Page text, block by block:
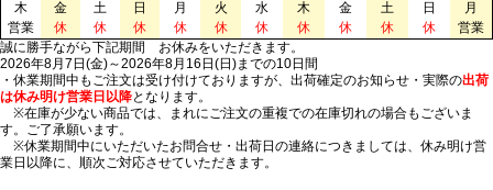
木
金 土 日 月 火 水 木 金 土 日
月
営業
休 休 休 休 休 休 休 休 休 休
営業
誠に勝手ながら下記期間 お休みをいただきます。
2026年8月7日(金)～2026年8月16日(日)までの10日間
・休業期間中もご注文は受け付けておりますが、出荷確定のお知らせ・実際の出荷
は休み明け営業日以降となります。
※在庫が少ない商品では、まれにご注文の重複での在庫切れの場合もございま
す。ご了承願います。
※休業期間中にいただいたお問合せ・出荷日の連絡につきましては、休み明け営
業日以降に、順次ご対応させていただきます。